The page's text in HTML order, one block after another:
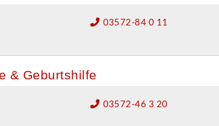
03572-84 0 11
& Geburtshilfe
03572-46 3 20